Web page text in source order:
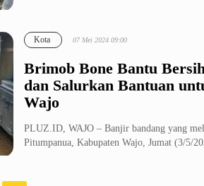
Brimob Bone Bantu
dan Salurkan Bantuan
Wajo
Kota 07 Mei 2024 09:00
PLUZ.ID, WAJO – Banjir bandang yang
Pitumpanua, Kabupaten Wajo, Jumat (3/5/